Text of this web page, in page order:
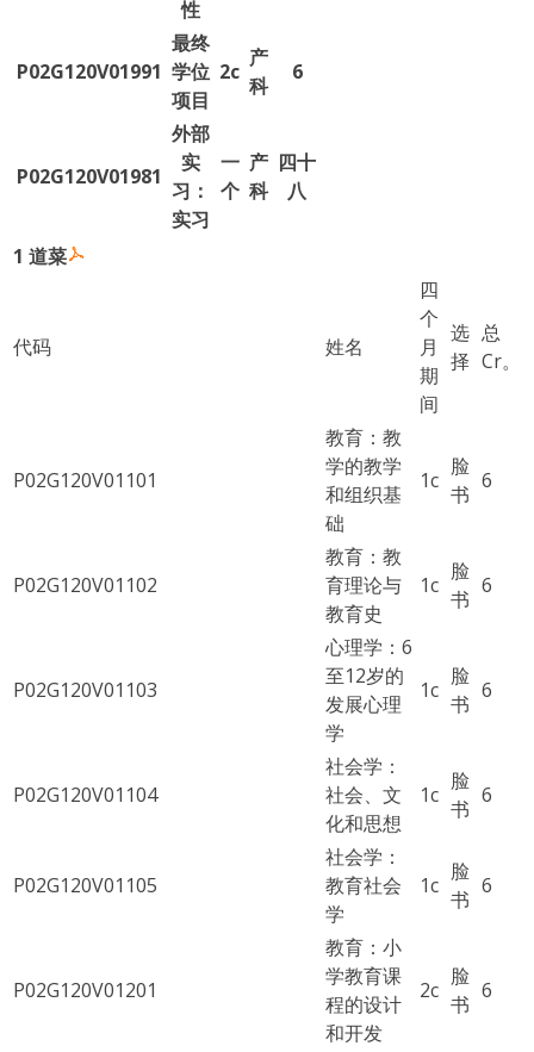
性
P02G120V01991
最终
学位
项目
2c
产
科
6
P02G120V01981
外部
实
习：
实习
一
个
产
科
四十
八
1 道菜
代码 姓名
四
个
月
期
间
选
择
总
Cr。
P02G120V01101
教育：教
学的教学
和组织基
础
1c
脸
书
6
P02G120V01102
教育：教
育理论与
教育史
1c
脸
书
6
P02G120V01103
心理学：6
至12岁的
发展心理
学
1c
脸
书
6
P02G120V01104
社会学：
社会、文
化和思想
1c
脸
书
6
P02G120V01105
社会学：
教育社会
学
1c
脸
书
6
P02G120V01201
教育：小
学教育课
程的设计
和开发
2c
脸
书
6